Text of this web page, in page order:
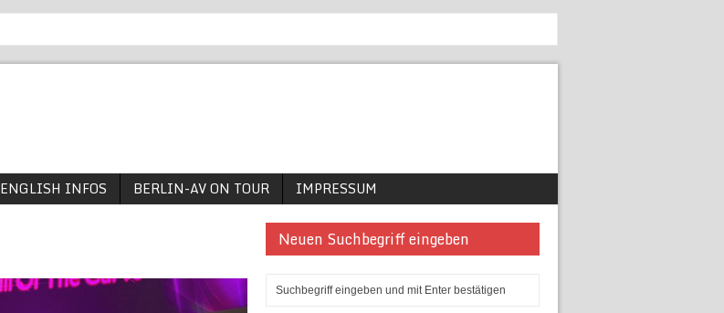
ENGLISH INFOS BERLIN-AV ON TOUR IMPRESSUM
Neuen Suchbegriff eingeben